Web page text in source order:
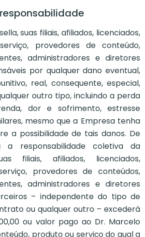
suas filiais, afiliados, licenciados,
provedores de conteúdo,
administradores e diretores
por qualquer dano eventual,
real, consequente, especial,
outro tipo, incluindo a perda
dor e sofrimento, estresse
mesmo que a Empresa tenha
a possibilidade de tais danos. De
a responsabilidade coletiva da
filiais, afiliados, licenciados,
provedores de conteúdos,
administradores e diretores
– independente do tipo de
ou qualquer outro – excederá
ou valor pago ao Dr. Marcelo
produto ou serviço do qual a